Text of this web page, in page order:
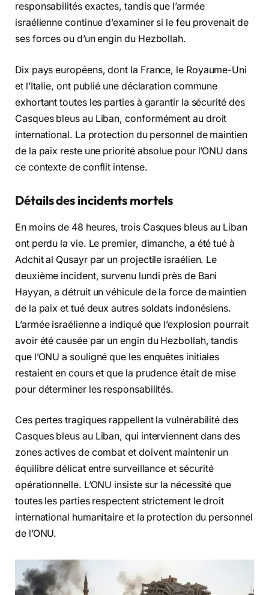
responsabilités exactes, tandis que l’armée
israélienne continue d’examiner si le feu provenait de
ses forces ou d’un engin du Hezbollah.
Dix pays européens, dont la France, le Royaume-Uni
et l’Italie, ont publié une déclaration commune
exhortant toutes les parties à garantir la sécurité des
Casques bleus au Liban, conformément au droit
international. La protection du personnel de maintien
de la paix reste une priorité absolue pour l’ONU dans
ce contexte de conflit intense.
Détails des incidents mortels
En moins de 48 heures, trois Casques bleus au Liban
ont perdu la vie. Le premier, dimanche, a été tué à
Adchit al Qusayr par un projectile israélien. Le
deuxième incident, survenu lundi près de Bani
Hayyan, a détruit un véhicule de la force de maintien
de la paix et tué deux autres soldats indonésiens.
L’armée israélienne a indiqué que l’explosion pourrait
avoir été causée par un engin du Hezbollah, tandis
que l’ONU a souligné que les enquêtes initiales
restaient en cours et que la prudence était de mise
pour déterminer les responsabilités.
Ces pertes tragiques rappellent la vulnérabilité des
Casques bleus au Liban, qui interviennent dans des
zones actives de combat et doivent maintenir un
équilibre délicat entre surveillance et sécurité
opérationnelle. L’ONU insiste sur la nécessité que
toutes les parties respectent strictement le droit
international humanitaire et la protection du personnel
de l’ONU.